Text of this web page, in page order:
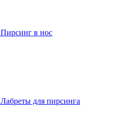
Пирсинг в нос
Лабреты для пирсинга